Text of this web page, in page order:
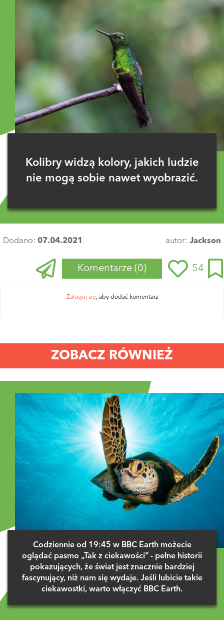
Kolibry widzą kolory, jakich ludzie
nie mogą sobie nawet wyobrazić.
Dodano: 07.04.2021 autor: Jackson
Komentarze (0) 54
Zaloguj się, aby dodać komentarz
ZOBACZ RÓWNIEŻ
Codziennie od 19:45 w BBC Earth możecie
oglądać pasmo „Tak z ciekawości” - pełne historii
pokazujących, że świat jest znacznie bardziej
fascynujący, niż nam się wydaje. Jeśli lubicie takie
ciekawostki, warto włączyć BBC Earth.